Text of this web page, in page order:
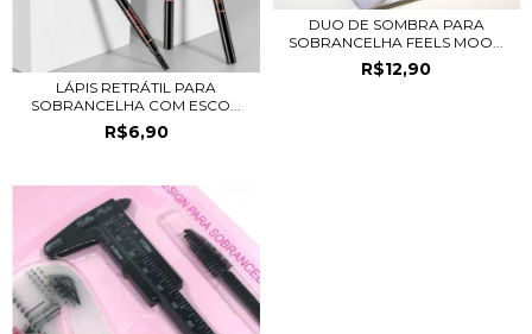
LÁPIS RETRÁTIL PARA
SOBRANCELHA COM ESCO...
R$6,90
DUO DE SOMBRA PARA
SOBRANCELHA FEELS MOO...
R$12,90